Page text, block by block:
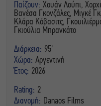
Παίζουν: Χουάν Λούπι,
Βανέσα Γκονζάλες, Μιγκέ
Κλάρα Κόβασιτς,
Γκιούλια Μπρανκάτο
Διάρκεια: 95'
Χώρα: Αργεντινή
Έτος: 2026
Rating: 2
Διανομή: Danaos Films